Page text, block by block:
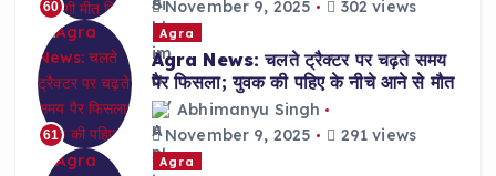
60
November 9, 2025
302 views
61
Agra
Agra News: चलते ट्रैक्टर पर चढ़ते समय
पैर फिसला; युवक की पहिए के नीचे आने से मौत
Abhimanyu Singh
November 9, 2025
291 views
Agra